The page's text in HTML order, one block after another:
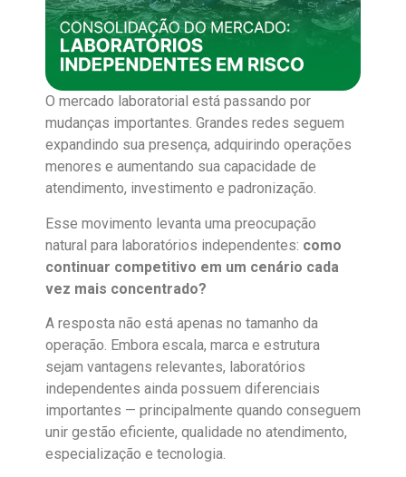
O mercado laboratorial está passando por
mudanças importantes. Grandes redes seguem
expandindo sua presença, adquirindo operações
menores e aumentando sua capacidade de
atendimento, investimento e padronização.
Esse movimento levanta uma preocupação
natural para laboratórios independentes: como
continuar competitivo em um cenário cada
vez mais concentrado?
A resposta não está apenas no tamanho da
operação. Embora escala, marca e estrutura
sejam vantagens relevantes, laboratórios
independentes ainda possuem diferenciais
importantes — principalmente quando conseguem
unir gestão eficiente, qualidade no atendimento,
especialização e tecnologia.